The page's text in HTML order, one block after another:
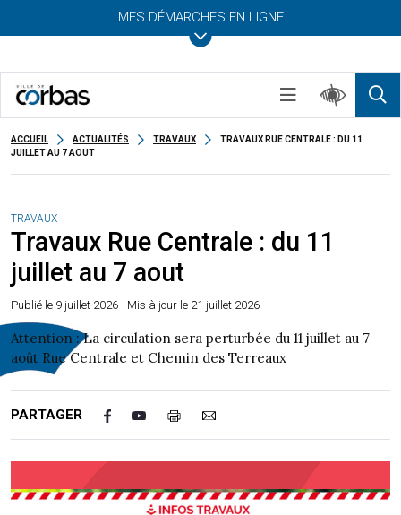
MES DÉMARCHES EN LIGNE
ACCUEIL ACTUALITÉS TRAVAUX
TRAVAUX RUE CENTRALE : DU 11
JUILLET AU 7 AOUT
TRAVAUX
Travaux Rue Centrale : du 11
juillet au 7 aout
Publié le 9 juillet 2026 - Mis à jour le 21 juillet 2026
Attention : La circulation sera perturbée du 11 juillet au 7
août Rue Centrale et Chemin des Terreaux
PARTAGER